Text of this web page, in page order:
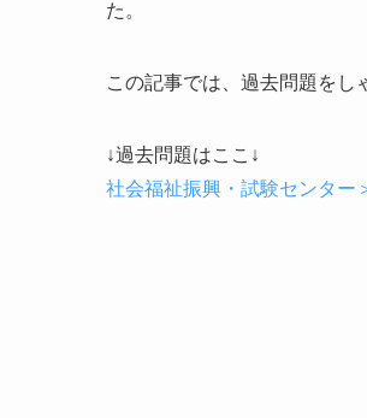
た。
この記事では、過去問題をし
↓過去問題はここ↓
社会福祉振興・試験センター